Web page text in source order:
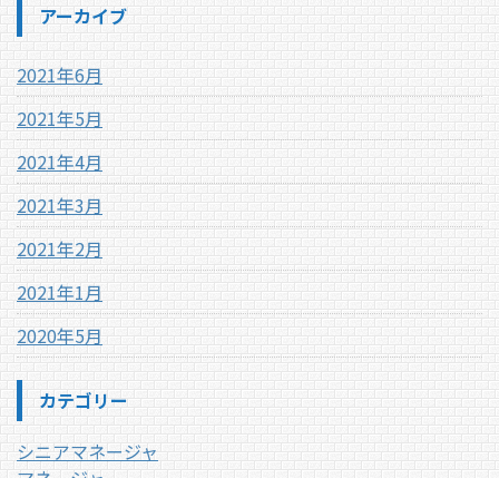
アーカイブ
2021年6月
2021年5月
2021年4月
2021年3月
2021年2月
2021年1月
2020年5月
カテゴリー
シニアマネージャ